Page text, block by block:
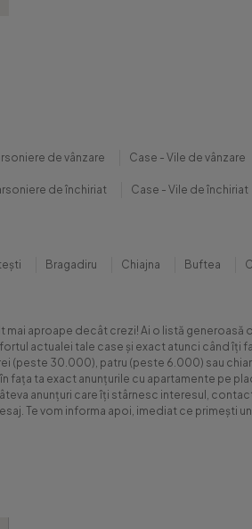
de vânzare Case - Vile de vânzare
de închiriat Case - Vile de închiriat
Bragadiru Chiajna Buftea
aproape decât crezi! Ai o listă
actualei tale case și exact atunci când
(peste 30.000), patru (peste 6.000) sau
fața ta exact anunțurile cu apartamente pe
anunțuri care îți stârnesc interesul,
Te vom informa apoi, imediat ce primești